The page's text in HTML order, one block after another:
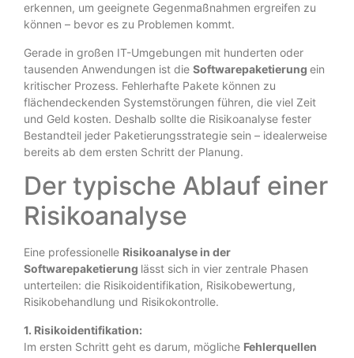
erkennen, um geeignete Gegenmaßnahmen ergreifen zu
können – bevor es zu Problemen kommt.
Gerade in großen IT-Umgebungen mit hunderten oder
tausenden Anwendungen ist die Softwarepaketierung ein
kritischer Prozess. Fehlerhafte Pakete können zu
flächendeckenden Systemstörungen führen, die viel Zeit
und Geld kosten. Deshalb sollte die Risikoanalyse fester
Bestandteil jeder Paketierungsstrategie sein – idealerweise
bereits ab dem ersten Schritt der Planung.
Der typische Ablauf einer
Risikoanalyse
Eine professionelle Risikoanalyse in der
Softwarepaketierung lässt sich in vier zentrale Phasen
unterteilen: die Risikoidentifikation, Risikobewertung,
Risikobehandlung und Risikokontrolle.
1. Risikoidentifikation:
Im ersten Schritt geht es darum, mögliche Fehlerquellen